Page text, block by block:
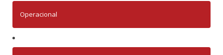
Operacional